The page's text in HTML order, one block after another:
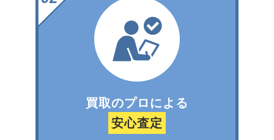
買取のプロによる
安心査定